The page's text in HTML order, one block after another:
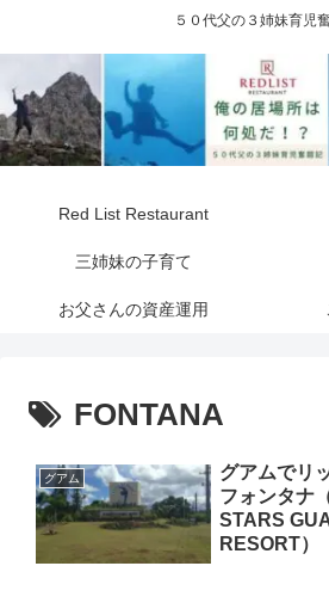
５０代父の３姉妹育児
Red List Restaurant
三姉妹の子育て
お父さんの資産運用
FONTANA
グアム
グアムでリ
フォンタナ
STARS
RESORT）